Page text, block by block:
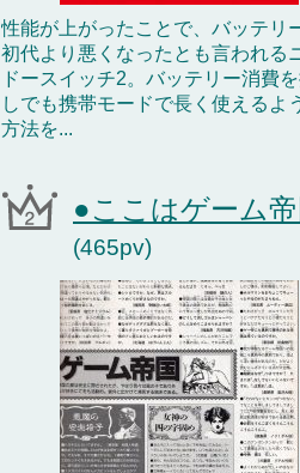
性能が上がったことで、バッテリ
初代より悪くなったとも言われる
ドースイッチ2。バッテリー消費
しでも携帯モードで長く使えるよ
方法を...
●ここはゲーム
(465pv)